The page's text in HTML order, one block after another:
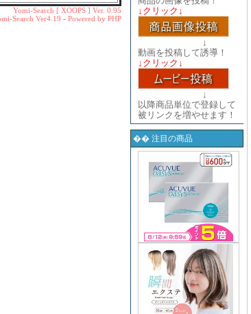
Yomi-Search [ XOOPS ] Ver. 0.95
Search Ver4.19 - Powered by PHP
↓クリック↓
↓
動画を投稿して誘導！
↓クリック↓
↓
以降商品単位で登録して
被リンクを増やせます！
�� 注目の商品